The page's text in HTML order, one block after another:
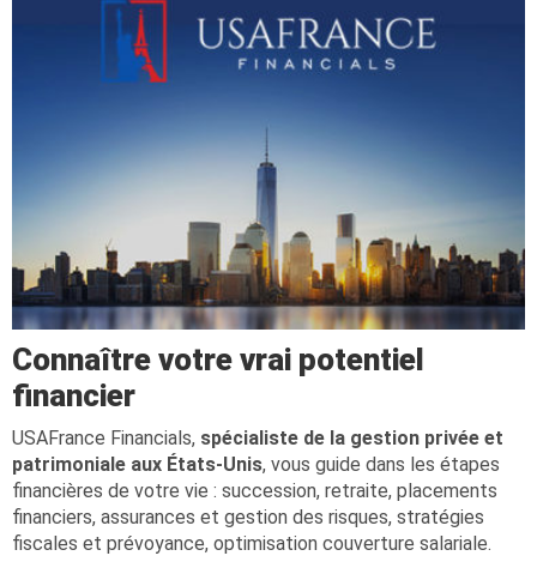
Connaître votre vrai potentiel
financier
USAFrance Financials, spécialiste de la gestion privée et
patrimoniale aux États-Unis, vous guide dans les étapes
financières de votre vie : succession, retraite, placements
financiers, assurances et gestion des risques, stratégies
fiscales et prévoyance, optimisation couverture salariale.